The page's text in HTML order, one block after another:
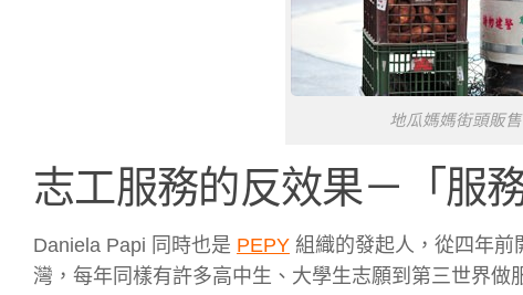
地瓜媽媽街頭販
志工服務的反效果－「服務
Daniela Papi 同時也是 PEPY 組織的發起人，從四年
灣，每年同樣有許多高中生、大學生志願到第三世界